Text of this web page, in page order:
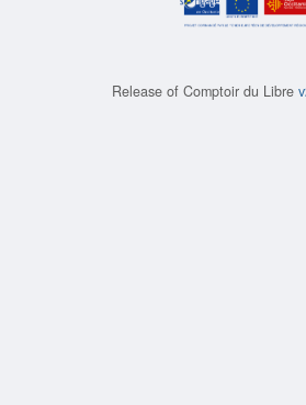
Release of Comptoir du Libre